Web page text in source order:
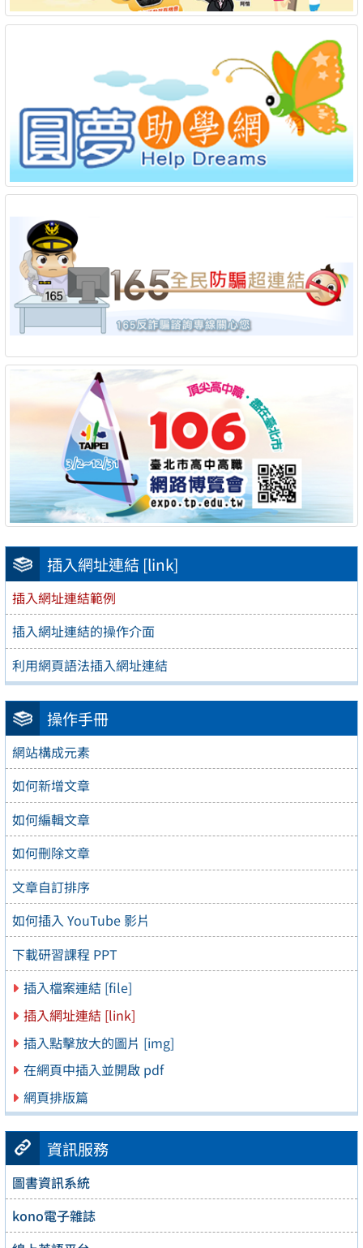
插入網址連結 [link]
插入網址連結範例
插入網址連結的操作介面
利用網頁語法插入網址連結
操作手冊
網站構成元素
如何新增文章
如何編輯文章
如何刪除文章
文章自訂排序
如何插入 YouTube 影片
下載研習課程 PPT
插入檔案連結 [file]
插入網址連結 [link]
插入點擊放大的圖片 [img]
在網頁中插入並開啟 pdf
網頁排版篇
資訊服務
圖書資訊系統
kono電子雜誌